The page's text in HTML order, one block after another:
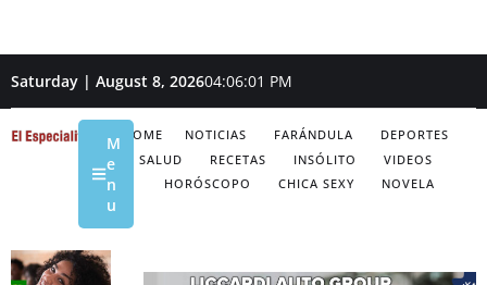
Saturday | August 8, 202604:06:02 PM
HOME NOTICIAS FARÁNDULA
DEPORTES
SALUD
RECETAS INSÓLITO
VIDEOS
HORÓSCOPO
CHICA SEXY NOVELA
M
e
n
u